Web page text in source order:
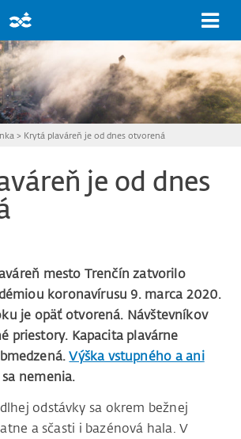
> Krytá plaváreň je od dnes otvorená
je od dnes
mesto Trenčín zatvorilo
koronavírusu 9. marca 2020.
je opäť otvorená. Návštevníkov
priestory. Kapacita plavárne
Výška vstupného a ani
nemenia.
odstávky sa okrem bežnej
a sčasti i bazénová hala. V